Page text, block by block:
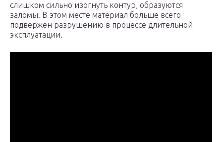
слишком сильно изогнуть контур, образуются
заломы. В этом месте материал больше всего
подвержен разрушению в процессе длительной
эксплуатации.